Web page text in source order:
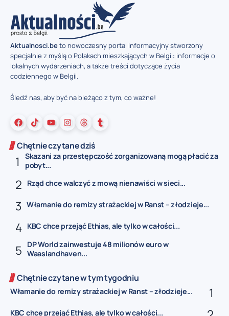
Aktualnosci.beto nowoczesny portal informacyjny stworzony
specjalnie z myślą o Polakach mieszkających w Belgii: informacje o
lokalnych wydarzeniach, a także treści dotyczące życia
codziennego w Belgii.
Śledź nas, aby być na bieżąco z tym, co ważne!
Chętnie czytane dziś
Skazani za przestępczość zorganizowaną mogą płacić za
pobyt...
Rząd chce walczyć z mową nienawiści w sieci...
Włamanie do remizy strażackiej w Ranst – złodzieje...
KBC chce przejąć Ethias, ale tylko w całości...
DP World zainwestuje 48 milionów euro w
Waaslandhaven...
Chętnie czytane w tym tygodniu
Włamanie do remizy strażackiej w Ranst – złodzieje...
KBC chce przejąć Ethias, ale tylko w całości...